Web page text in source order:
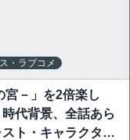
・ラブコメ
宮－」を2倍楽し
代背景、全話あら
ト・キャラクタ